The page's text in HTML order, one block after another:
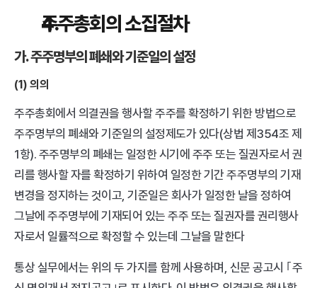
주주총회의 소집절차
가. 주주명부의 폐쇄와 기준일의 설정
(1) 의의
주주총회에서 의결권을 행사할 주주를 확정하기 위한 방법으로
주주명부의 폐쇄와 기준일의 설정제도가 있다(상법 제354조 제
1항). 주주명부의 폐쇄는 일정한 시기에 주주 또는 질권자로서 권
리를 행사할 자를 확정하기 위하여 일정한 기간 주주명부의 기재
변경을 정지하는 것이고, 기준일은 회사가 일정한 날을 정하여
그날에 주주명부에 기재되어 있는 주주 또는 질권자를 권리행사
자로서 일률적으로 확정할 수 있는데 그날을 말한다
통상 실무에서는 위의 두 가지를 함께 사용하며, 신문 공고시 ｢주